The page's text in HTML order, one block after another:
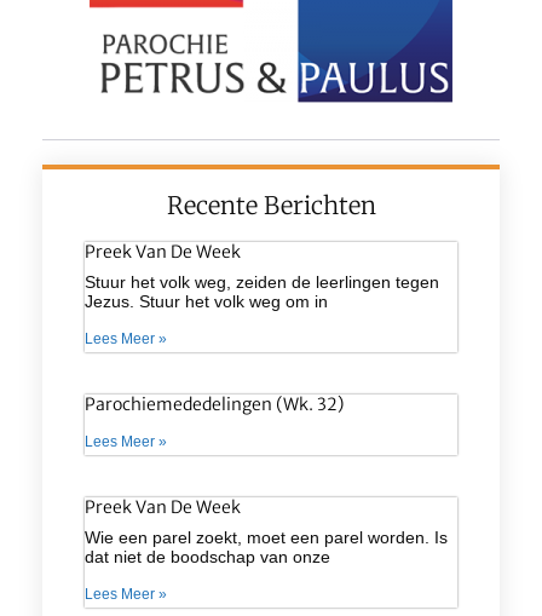
Recente Berichten
Preek Van De Week
Stuur het volk weg, zeiden de leerlingen tegen
Jezus. Stuur het volk weg om in
Lees Meer »
Parochiemededelingen (wk. 32)
Lees Meer »
Preek Van De Week
Wie een parel zoekt, moet een parel worden. Is
dat niet de boodschap van onze
Lees Meer »